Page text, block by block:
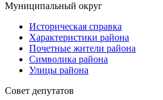
Муниципальный округ
Историческая справка
Характеристики района
Почетные жители района
Символика района
Улицы района
Совет депутатов